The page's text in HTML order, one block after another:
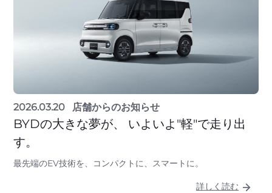
2026.03.20 店舗からのお知らせ
BYDの大きな夢が、 いよいよ"軽"で走り出
す。
最先端のEV技術を、コンパクトに、スマートに。
詳しく読む